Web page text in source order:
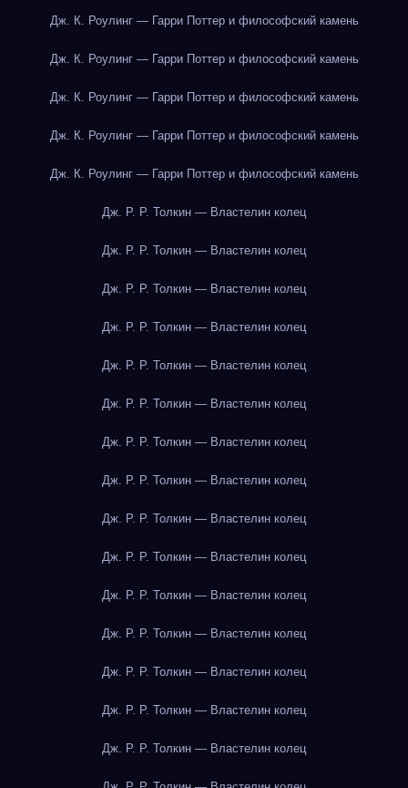
Дж. К. Роулинг — Гарри Поттер и философский камень
Дж. К. Роулинг — Гарри Поттер и философский камень
Дж. К. Роулинг — Гарри Поттер и философский камень
Дж. К. Роулинг — Гарри Поттер и философский камень
Дж. К. Роулинг — Гарри Поттер и философский камень
Дж. Р. Р. Толкин — Властелин колец
Дж. Р. Р. Толкин — Властелин колец
Дж. Р. Р. Толкин — Властелин колец
Дж. Р. Р. Толкин — Властелин колец
Дж. Р. Р. Толкин — Властелин колец
Дж. Р. Р. Толкин — Властелин колец
Дж. Р. Р. Толкин — Властелин колец
Дж. Р. Р. Толкин — Властелин колец
Дж. Р. Р. Толкин — Властелин колец
Дж. Р. Р. Толкин — Властелин колец
Дж. Р. Р. Толкин — Властелин колец
Дж. Р. Р. Толкин — Властелин колец
Дж. Р. Р. Толкин — Властелин колец
Дж. Р. Р. Толкин — Властелин колец
Дж. Р. Р. Толкин — Властелин колец